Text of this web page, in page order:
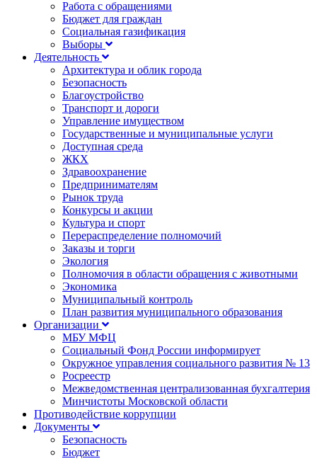
Работа с обращениями
Бюджет для граждан
Социальная газификация
Выборы
Деятельность
Архитектура и облик города
Безопасность
Благоустройство
Транспорт и дороги
Управление имуществом
Государственные и муниципальные услуги
Доступная среда
ЖКХ
Здравоохранение
Предпринимателям
Рынок труда
Конкурсы и акции
Культура и спорт
Перераспределение полномочий
Заказы и торги
Экология
Полномочия в области обращения с животными
Экономика
Муниципальный контроль
План развития муниципального образования
Организации
МБУ МФЦ
Социальный Фонд России информирует
Окружное управления социального развития № 13
Росреестр
Межведомственная централизованная бухгалтерия
Минчистоты Московской области
Противодействие коррупции
Документы
Безопасность
Бюджет